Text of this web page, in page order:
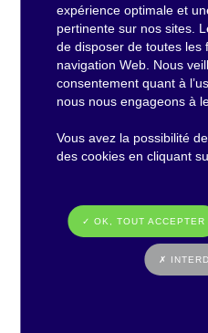
FICHE
réseaux
expérience optimale et
pertinente sur nos sites.
de disposer de toutes les
navigation Web. Nous
consentement quant à
nous nous engageons à
Vous avez la possibilité
des cookies en cliquant
✓ OK, TOUT ACCEPTER
✗